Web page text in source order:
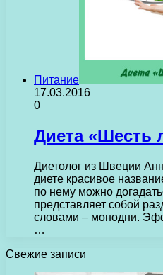
Питание
17.03.2016
0
Диета «Шесть
Диетолог из Швеции
диете красивое
по нему можно
представляет собой
словами – монодни.
…
Свежие записи